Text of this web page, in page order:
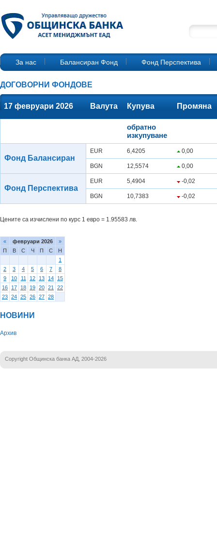
За нас Балансиран Фонд Фонд Перспектива
ДОГОВОРНИ ФОНДОВЕ
17 февруари 2026 Валута Купува Промяна
обратно
изкупуване
Фонд Балансиран
EUR 6,4205 0,00
BGN 12,5574 0,00
Фонд Перспектива
EUR 5,4904 -0,02
BGN 10,7383 -0,02
Цените са изчислени по курс 1 евро = 1.95583 лв.
« февруари 2026
»
П
В С Ч П С
Н
1
2
3 4 5 6 7
8
9
10 11 12 13 14
15
16
17 18 19 20 21
22
23 24 25 26 27 28
НОВИНИ
Архив
Copyright Общинска банка АД, 2004-2026